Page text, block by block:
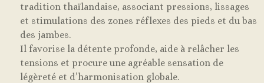
tradition thaïlandaise, associant pressions, lissages
et stimulations des zones réflexes des pieds et du bas
des jambes.
Il favorise la détente profonde, aide à relâcher les
tensions et procure une agréable sensation de
légèreté et d’harmonisation globale.